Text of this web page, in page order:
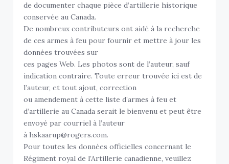
de documenter chaque pièce d’artillerie historique
conservée au Canada.
De nombreux contributeurs ont aidé à la recherche
de ces armes à feu pour fournir et mettre à jour les
données trouvées sur
ces pages Web. Les photos sont de l’auteur, sauf
indication contraire. Toute erreur trouvée ici est de
l’auteur, et tout ajout, correction
ou amendement à cette liste d’armes à feu et
d’artillerie au Canada serait le bienvenu et peut être
envoyé par courriel à l’auteur
à hskaarup@rogers.com.
Pour toutes les données officielles concernant le
Régiment royal de l’Artillerie canadienne, veuillez